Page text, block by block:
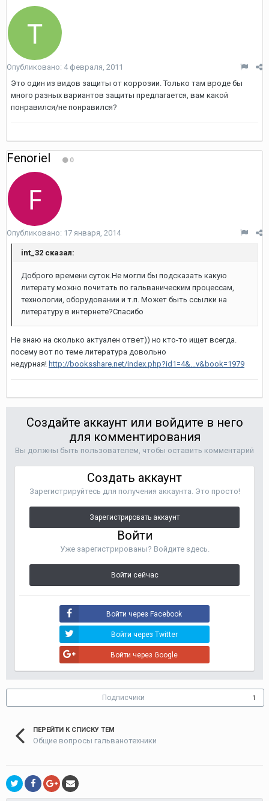
Опубликовано: 4 февраля, 2011
Это один из видов защиты от коррозии. Только там вроде бы
много разных вариантов защиты предлагается, вам какой
понравился/не понравился?
Fenoriel 0
Опубликовано: 17 января, 2014
int_32 сказал:
Доброго времени суток.Не могли бы подсказать какую
литерату можно почитать по гальваническим процессам,
технологии, оборудовании и т.п. Может быть ссылки на
литературу в интернете?Спасибо
Не знаю на сколько актуален ответ)) но кто-то ищет всегда.
посему вот по теме литература довольно
недурная! http://booksshare.net/index.php?id1=4&...v&book=1979
Создайте аккаунт или войдите в него
для комментирования
Вы должны быть пользователем, чтобы оставить комментарий
Создать аккаунт
Зарегистрируйтесь для получения аккаунта. Это просто!
Зарегистрировать аккаунт
Войти
Уже зарегистрированы? Войдите здесь.
Войти сейчас
Войти через Facebook
Войти через Twitter
Войти через Google
Подписчики 1
ПЕРЕЙТИ К СПИСКУ ТЕМ
Общие вопросы гальванотехники